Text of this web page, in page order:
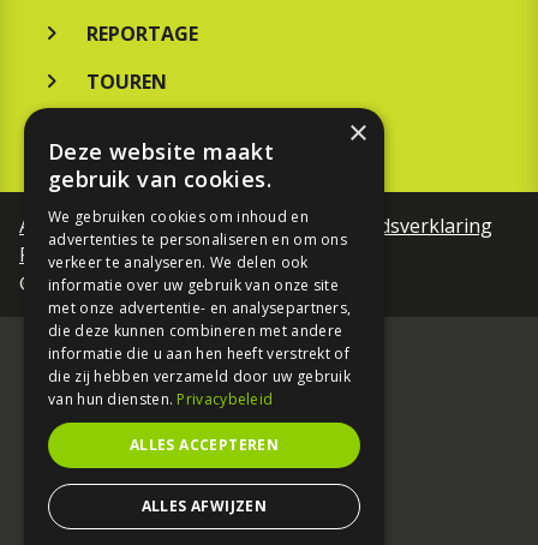
REPORTAGE
TOUREN
Algemene voorwaarden Toegankelijkheidsverklaring
Privacy Policy
©Motorfreaks 2026
×
Deze website maakt
gebruik van cookies.
We gebruiken cookies om inhoud en
advertenties te personaliseren en om ons
verkeer te analyseren. We delen ook
informatie over uw gebruik van onze site
met onze advertentie- en analysepartners,
die deze kunnen combineren met andere
informatie die u aan hen heeft verstrekt of
die zij hebben verzameld door uw gebruik
van hun diensten. Privacybeleid
ALLES ACCEPTEREN
ALLES AFWIJZEN